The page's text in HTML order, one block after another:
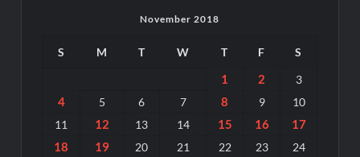
November 2018
S M T W T F S
1 2 3
4 5 6 7 8 9
10
11
12 13 14 15 16
17
18
19 20 21 22 23 24